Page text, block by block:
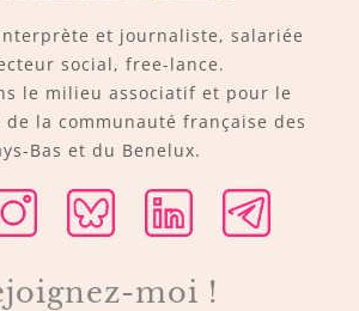
et journaliste, salariée
social, free-lance.
le milieu associatif et pour le
de la communauté française des
Bas et du Benelux.
moi !